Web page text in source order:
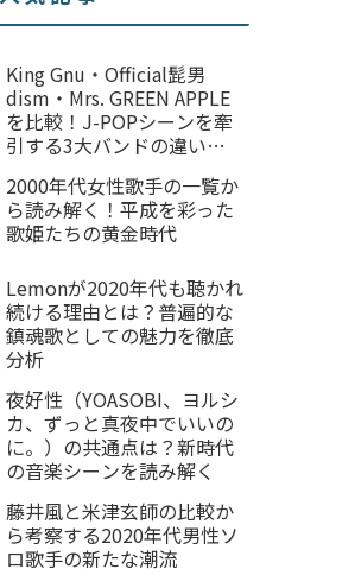
King Gnu・Official髭男
dism・Mrs. GREEN APPLE
を比較！J-POPシーンを牽
引する3大バンドの違いを
2000年代女性歌手の一覧か
ら読み解く！平成を彩った
歌姫たちの黄金時代
Lemonが2020年代も聴かれ
続ける理由とは？普遍的な
鎮魂歌としての魅力を徹底
分析
夜好性（YOASOBI、ヨルシ
カ、ずっと真夜中でいいの
に。）の共通点は？新時代
の音楽シーンを読み解く
藤井風と米津玄師の比較か
ら考察する2020年代男性ソ
ロ歌手の新たな潮流